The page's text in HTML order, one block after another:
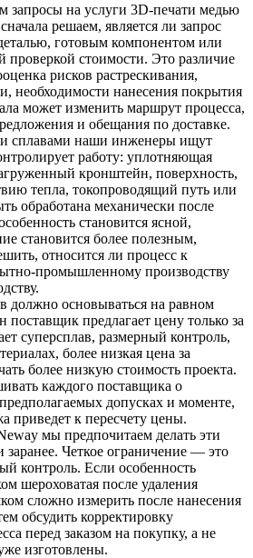
запросы на услуги 3D-печати медью
решаем, является ли запрос
готовым компонентом или
проверкой стоимости. Это различие
рисков растрескивания,
необходимости нанесения покрытия
может изменить маршрут процесса,
и обещания по доставке.
сплавами наши инженеры ищут
работу: уплотняющая
кронштейн, поверхность,
тепла, токопроводящий путь или
обработана механически после
становится ясной,
становится более полезным,
относится ли процесс к
промышленному производству
должно основываться на равном
поставщик предлагает цену только за
суперсплав, размерный контроль,
более низкая цена за
более низкую стоимость проекта.
каждого поставщика о
допусках и моменте,
приведет к пересчету цены.
мы предпочитаем делать эти
Четкое ограничение — это
контроль. Если особенность
шероховатая после удаления
сложно измерить после нанесения
обсудить корректировку
перед заказом на покупку, а не
изготовлены.